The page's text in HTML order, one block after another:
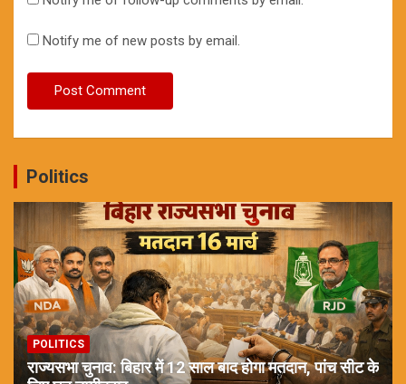
Notify me of new posts by email.
Politics
POLITICS
राज्यसभा चुनाव: बिहार में 12 साल बाद होगा मतदान, पांच सीट के